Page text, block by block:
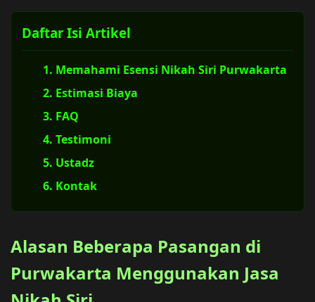
Daftar Isi Artikel
1. Memahami Esensi Nikah Siri Purwakarta
2. Estimasi Biaya
3. FAQ
4. Testimoni
5. Ustadz
6. Kontak
Alasan Beberapa Pasangan di
Purwakarta Menggunakan Jasa